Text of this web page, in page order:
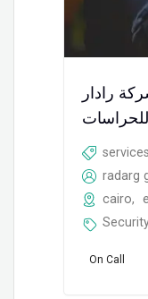
رادار
للحراسات
services
radarg
cairo,
On Call